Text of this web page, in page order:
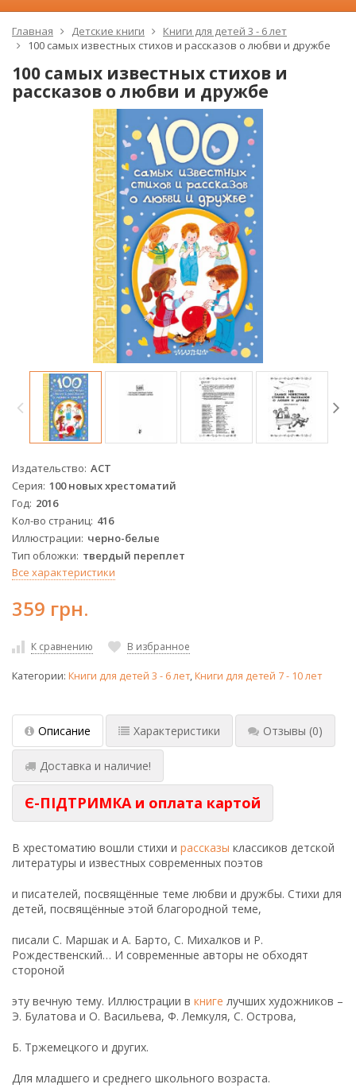
Главная Детские книги
Книги для детей 3 - 6 лет
100 самых известных стихов и рассказов о любви и дружбе
100 самых известных стихов и
рассказов о любви и дружбе
Издательство АСТ
Серия 100 новых хрестоматий
Год 2016
Кол-во страниц 416
Иллюстрации черно-белые
Тип обложки твердый переплет
Все характеристики
359 грн.
К сравнению В избранное
Категории: Книги для детей 3 - 6 лет,Книги для детей 7 - 10 лет
Описание Характеристики Отзывы (0)
Доставка и наличие!
Є-ПІДТРИМКА и оплата картой
В хрестоматию вошли стихи и рассказы классиков детской
литературы и известных современных поэтов
и писателей, посвящённые теме любви и дружбы. Стихи для
детей, посвящённые этой благородной теме,
писали С. Маршак и А. Барто, С. Михалков и Р.
Рождественский… И современные авторы не обходят
стороной
эту вечную тему. Иллюстрации в книге лучших художников –
Э. Булатова и О. Васильева, Ф. Лемкуля, С. Острова,
Б. Тржемецкого и других.
Для младшего и среднего школьного возраста.